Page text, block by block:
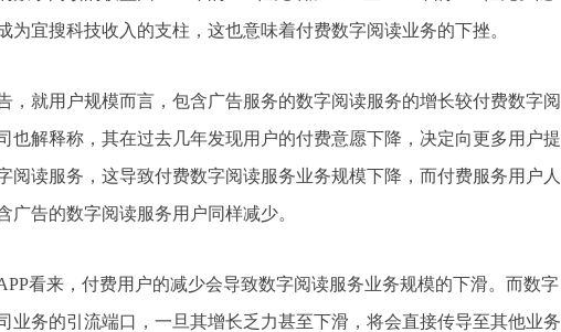
为宜搜科技收入的支柱，这也意味着付费数字阅读业务的下挫。
，就用户规模而言，包含广告服务的数字阅读服务的增长较付费数字阅
也解释称，其在过去几年发现用户的付费意愿下降，决定向更多用户提
阅读服务，这导致付费数字阅读服务业务规模下降，而付费服务用户人
广告的数字阅读服务用户同样减少。
看来，付费用户的减少会导致数字阅读服务业务规模的下滑。而数字
业务的引流端口，一旦其增长乏力甚至下滑，将会直接传导至其他业务